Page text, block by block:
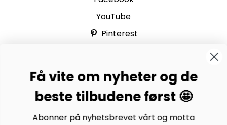
YouTube
Pinterest
BYSTRIKK-FORUMET
Bli medlem av Bystrikk-forumet vårt på Facebook og
møt både designere og teststrikkere, samt 31.000
Få vite om nyheter og de
beste tilbudene først 🤩
Abonner på nyhetsbrevet vårt og motta